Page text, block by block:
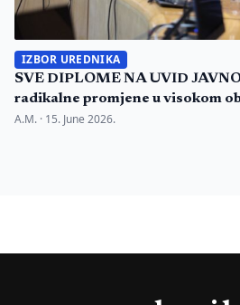
IZBOR UREDNIKA
SVE DIPLOME NA UVID
radikalne promjene u visokom
A.M. · 15. June 2026.